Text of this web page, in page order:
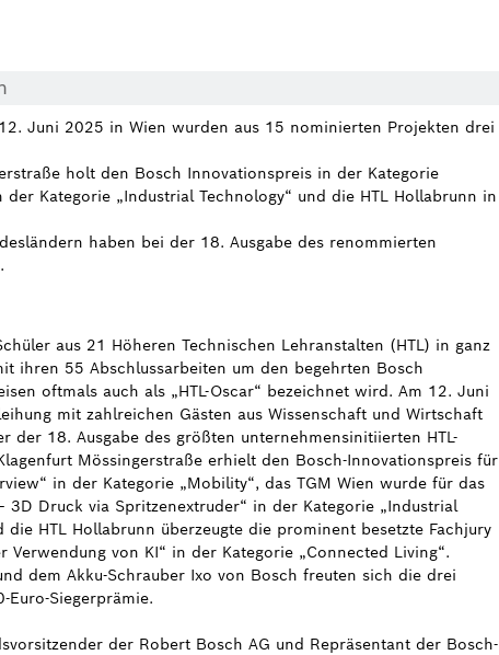
Juni 2025 in Wien wurden aus 15 nominierten Projekten drei
holt den Bosch Innovationspreis in der Kategorie
der Kategorie „Industrial Technology“ und die HTL Hollabrunn in
haben bei der 18. Ausgabe des renommierten
aus 21 Höheren Technischen Lehranstalten (HTL) in ganz
ihren 55 Abschlussarbeiten um den begehrten Bosch
oftmals auch als „HTL-Oscar“ bezeichnet wird. Am 12. Juni
mit zahlreichen Gästen aus Wissenschaft und Wirtschaft
der 18. Ausgabe des größten unternehmensinitiierten HTL-
Mössingerstraße erhielt den Bosch-Innovationspreis für
in der Kategorie „Mobility“, das TGM Wien wurde für das
3D Druck via Spritzenextruder“ in der Kategorie „Industrial
die HTL Hollabrunn überzeugte die prominent besetzte Fachjury
Verwendung von KI“ in der Kategorie „Connected Living“.
dem Akku-Schrauber Ixo von Bosch freuten sich die drei
Euro-Siegerprämie.
der Robert Bosch AG und Repräsentant der Bosch-